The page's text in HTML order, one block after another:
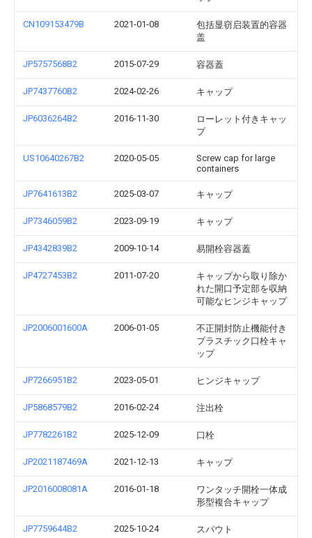
CN109153479B 2021-01-08
包括显窃启装置的容器
盖
JP5757568B2 2015-07-29 容器蓋
JP7437760B2 2024-02-26 キャップ
JP6036264B2 2016-11-30
ローレット付きキャッ
プ
US10640267B2 2020-05-05
Screw cap for large
containers
JP7641613B2 2025-03-07 キャップ
JP7346059B2 2023-09-19 キャップ
JP4342839B2 2009-10-14 易開栓容器蓋
JP4727453B2 2011-07-20
キャップから取り除か
れた開口予定部を収納
可能なヒンジキャップ
JP2006001600A 2006-01-05
不正開封防止機能付き
プラスチック口栓キャ
ップ
JP7266951B2 2023-05-01 ヒンジキャップ
JP5868579B2 2016-02-24 注出栓
JP7782261B2 2025-12-09 口栓
JP2021187469A 2021-12-13 キャップ
JP2016008081A 2016-01-18
ワンタッチ開栓一体成
形型複合キャップ
JP7759644B2 2025-10-24 スパウト